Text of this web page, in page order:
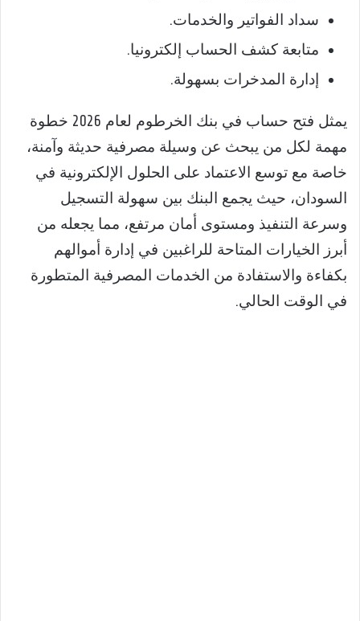
سداد الفواتير والخدمات.
متابعة كشف الحساب إلكترونيا.
إدارة المدخرات بسهولة.
يمثل فتح حساب في بنك الخرطوم لعام 2026 خطوة
مهمة لكل من يبحث عن وسيلة مصرفية حديثة وآمنة،
خاصة مع توسع الاعتماد على الحلول الإلكترونية في
السودان، حيث يجمع البنك بين سهولة التسجيل
وسرعة التنفيذ ومستوى أمان مرتفع، مما يجعله من
أبرز الخيارات المتاحة للراغبين في إدارة أموالهم
بكفاءة والاستفادة من الخدمات المصرفية المتطورة
في الوقت الحالي.